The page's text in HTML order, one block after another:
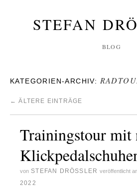
STEFAN
BLOG
KATEGORIEN-ARCHIV:
← ÄLTERE EINTRÄGE
Trainingstour mit
von STEFAN DRÖSSLER veröffentlicht
2022